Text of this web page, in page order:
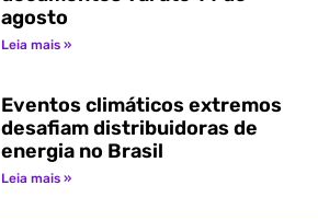
agosto
Leia mais »
Eventos climáticos extremos
desafiam distribuidoras de
energia no Brasil
Leia mais »